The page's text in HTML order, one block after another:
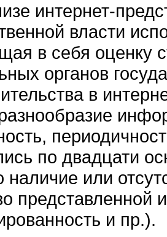
интернет-
власти
в себя оценку
органов
в
по двадцати
наличие или
представленной
и пр.).